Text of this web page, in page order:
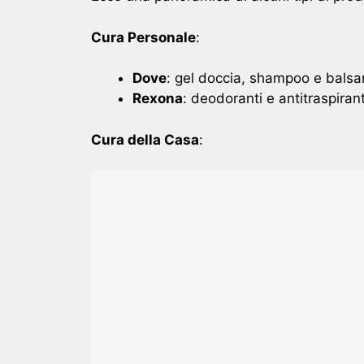
Cura Personale:
Dove: gel doccia, shampoo e
Rexona: deodoranti e
Cura della Casa: